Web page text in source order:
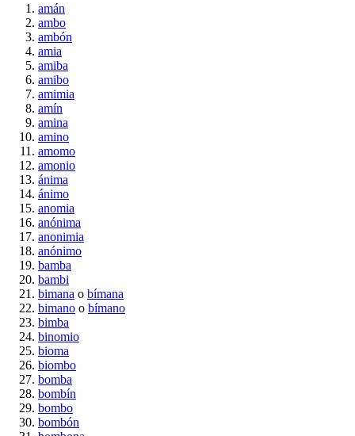
amán
ambo
ambón
amia
amiba
amibo
amimia
amín
amina
amino
amomo
amonio
ánima
ánimo
anomia
anónima
anonimia
anónimo
bamba
bambi
bimana o bímana
bimano o bímano
bimba
binomio
bioma
biombo
bomba
bombín
bombo
bombón